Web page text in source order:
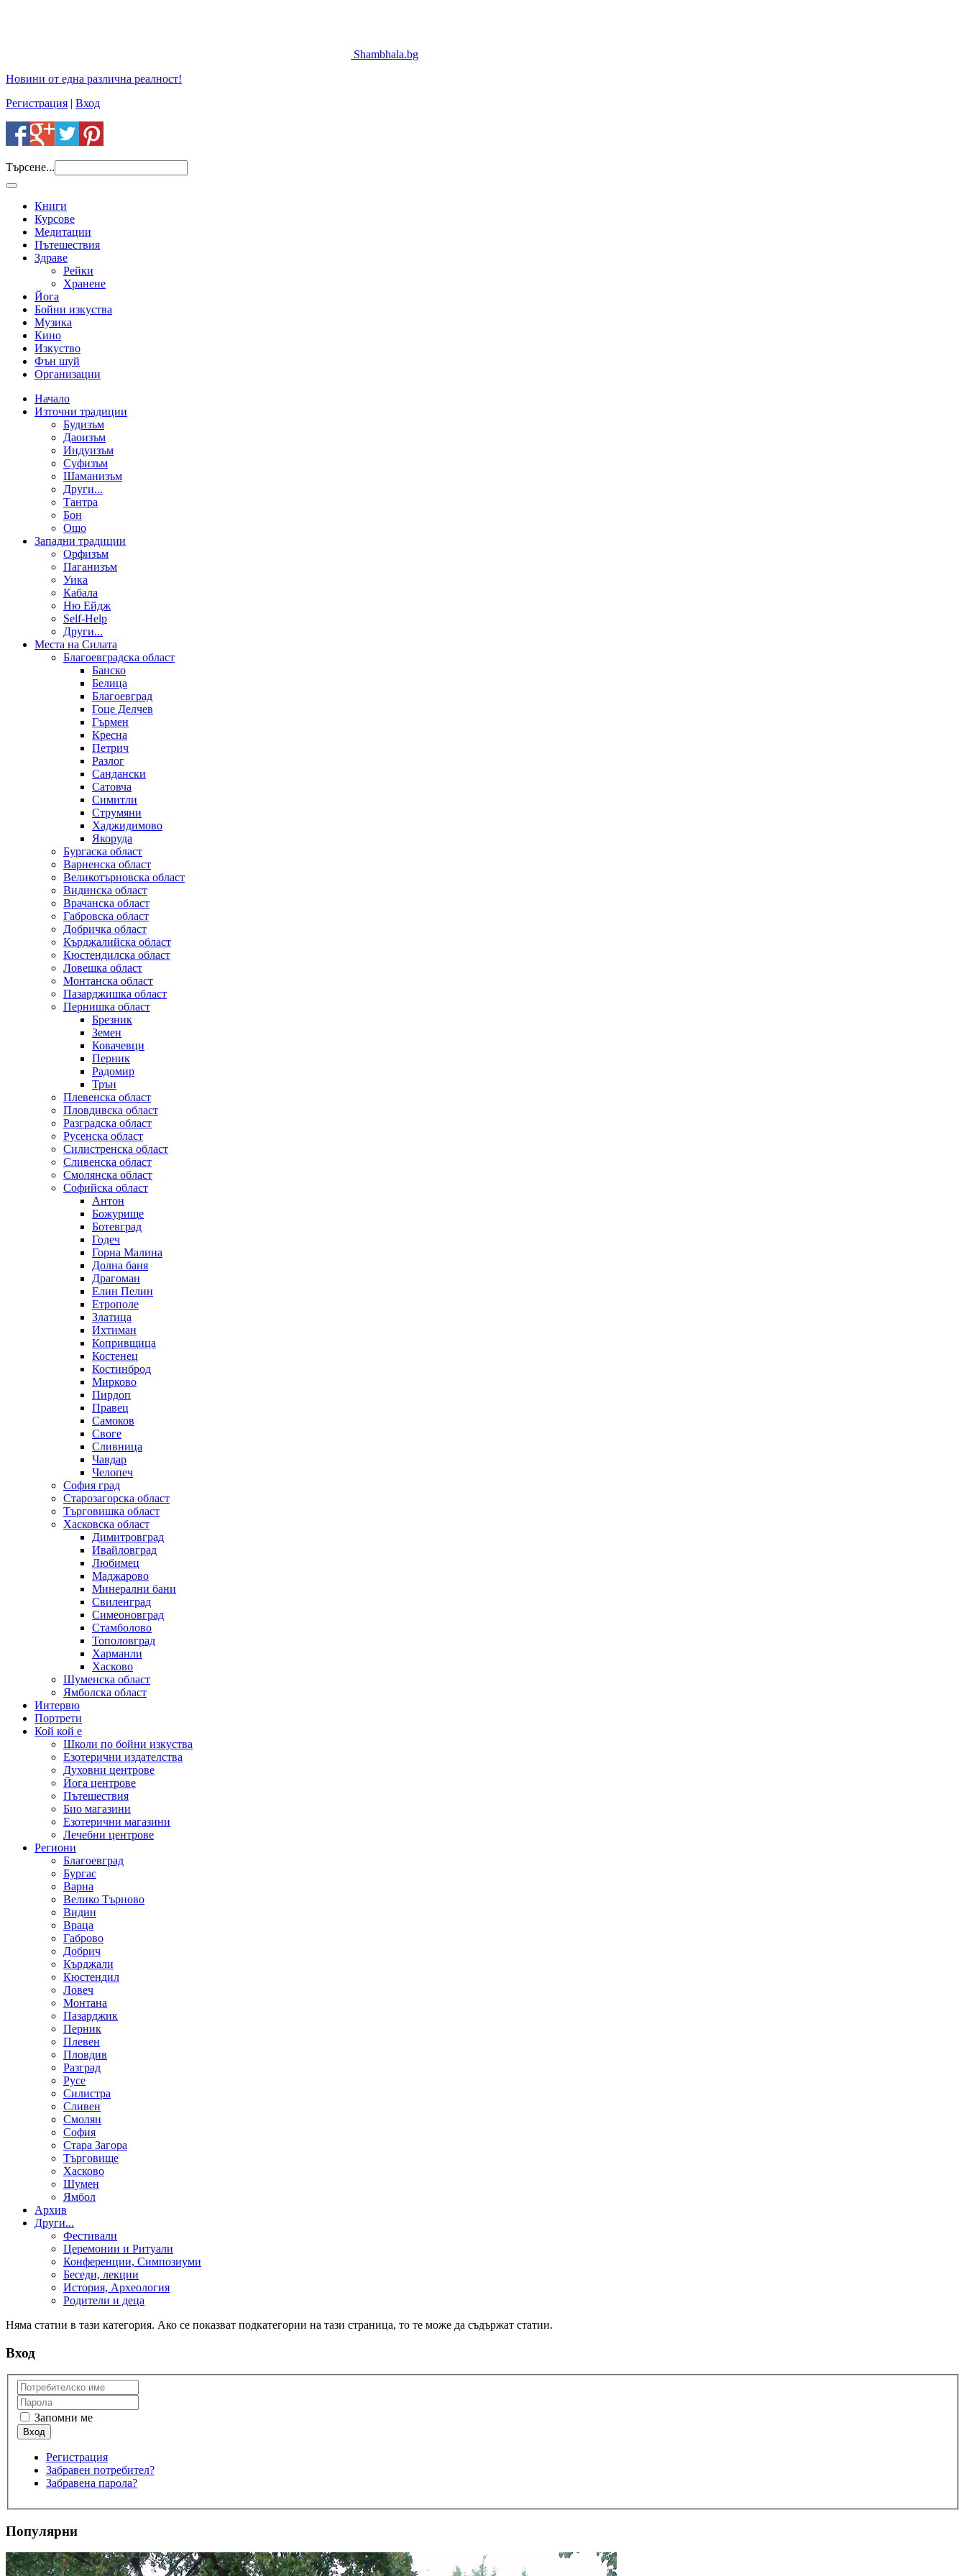
Shambhala.bg
Новини от една различна реалност!
Регистрация | Вход
Търсене...
Книги
Курсове
Медитации
Пътешествия
Здраве
Рейки
Хранене
Йога
Бойни изкуства
Музика
Кино
Изкуство
Фън шуй
Организации
Начало
Източни традиции
Будизъм
Даоизъм
Индуизъм
Суфизъм
Шаманизъм
Други...
Тантра
Бон
Ошо
Западни традиции
Орфизъм
Паганизъм
Уика
Кабала
Ню Ейдж
Self-Help
Други...
Места на Силата
Благоевградска област
Банско
Белица
Благоевград
Гоце Делчев
Гърмен
Кресна
Петрич
Разлог
Сандански
Сатовча
Симитли
Струмяни
Хаджидимово
Якоруда
Бургаска област
Варненска област
Великотърновска област
Видинска област
Врачанска област
Габровска област
Добричка област
Кърджалийска област
Кюстендилска област
Ловешка област
Монтанска област
Пазарджишка област
Пернишка област
Брезник
Земен
Ковачевци
Перник
Радомир
Трън
Плевенска област
Пловдивска област
Разградска област
Русенска област
Силистренска област
Сливенска област
Смолянска област
Софийска област
Антон
Божурище
Ботевград
Годеч
Горна Малина
Долна баня
Драгоман
Елин Пелин
Етрополе
Златица
Ихтиман
Копривщица
Костенец
Костинброд
Мирково
Пирдоп
Правец
Самоков
Своге
Сливница
Чавдар
Челопеч
София град
Старозагорска област
Търговишка област
Хасковска област
Димитровград
Ивайловград
Любимец
Маджарово
Минерални бани
Свиленград
Симеоновград
Стамболово
Тополовград
Харманли
Хасково
Шуменска област
Ямболска област
Интервю
Портрети
Кой кой е
Школи по бойни изкуства
Езотерични издателства
Духовни центрове
Йога центрове
Пътешествия
Био магазини
Езотерични магазини
Лечебни центрове
Региони
Благоевград
Бургас
Варна
Велико Търново
Видин
Враца
Габрово
Добрич
Кърджали
Кюстендил
Ловеч
Монтана
Пазарджик
Перник
Плевен
Пловдив
Разград
Русе
Силистра
Сливен
Смолян
София
Стара Загора
Търговище
Хасково
Шумен
Ямбол
Aрхив
Други...
Фестивали
Церемонии и Ритуали
Конференции, Симпозиуми
Беседи, лекции
История, Археология
Родители и деца
Няма статии в тази категория. Ако се показват подкатегории на тази страница, то те може да съдържат статии.
Вход
Запомни ме
Регистрация
Забравен потребител?
Забравена парола?
Популярни